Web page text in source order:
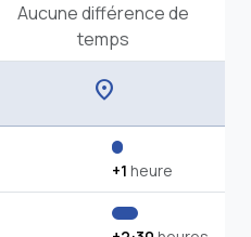
Aucune différence de
temps
location_on
+1 heure